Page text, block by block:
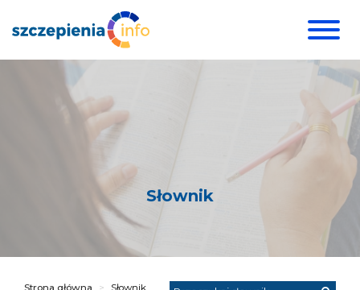
Słownik
Strona główna Słownik
Przeszukaj